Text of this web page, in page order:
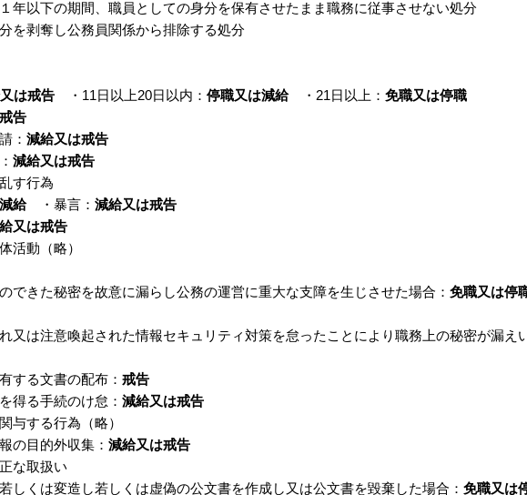
年以下の期間、職員としての身分を保有させたまま職務に従事させない処分
を剥奪し公務員関係から排除する処分
は戒告 ・11日以上20日以内： 停職又は減給・21日以上： 免職又は停職
戒告
： 減給又は戒告
減給又は戒告
す行為
給・暴言： 減給又は戒告
又は戒告
動（略）
できた秘密を故意に漏らし公務の運営に重大な支障を生じさせた場合： 免職又は停
又は注意喚起された情報セキュリティ対策を怠ったことにより職務上の秘密が漏え
る文書の配布： 戒告
る手続のけ怠： 減給又は戒告
する行為（略）
目的外収集： 減給又は戒告
な取扱い
しくは変造し若しくは虚偽の公文書を作成し又は公文書を毀棄した場合： 免職又は